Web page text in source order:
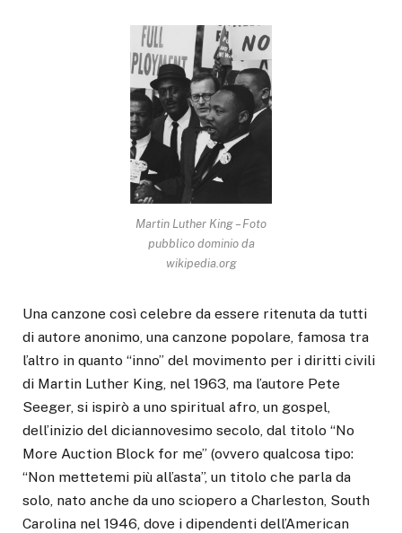
Martin Luther King – Foto
pubblico dominio da
wikipedia.org
Una canzone così celebre da essere ritenuta da tutti
di autore anonimo, una canzone popolare, famosa tra
l’altro in quanto “inno” del movimento per i diritti civili
di Martin Luther King, nel 1963, ma l’autore Pete
Seeger, si ispirò a uno spiritual afro, un gospel,
dell’inizio del diciannovesimo secolo, dal titolo “No
More Auction Block for me” (ovvero qualcosa tipo:
“Non mettetemi più all’asta”, un titolo che parla da
solo, nato anche da uno sciopero a Charleston, South
Carolina nel 1946, dove i dipendenti dell’American